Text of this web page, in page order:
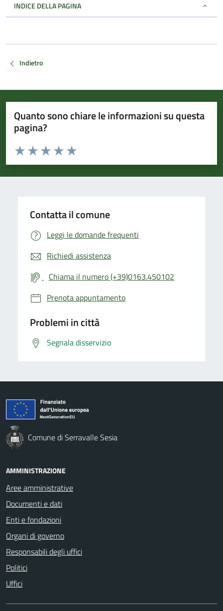
INDICE DELLA PAGINA
Indietro
Quanto sono chiare le informazioni su questa
pagina?
Valuta da 1 a 5 stelle la pagina
Valuta 5 stelle su 5
Valuta 4 stelle su 5
Valuta 3 stelle su 5
Valuta 2 stelle su 5
Valuta 1 stelle su 5
Contatta il comune
Leggi le domande frequenti
Richiedi assistenza
Chiama il numero (+39)0163.450102
Prenota appuntamento
Problemi in città
Segnala disservizio
Comune di Serravalle Sesia
AMMINISTRAZIONE
Aree amministrative
Documenti e dati
Enti e fondazioni
Organi di governo
Responsabili degli uffici
Politici
Uffici